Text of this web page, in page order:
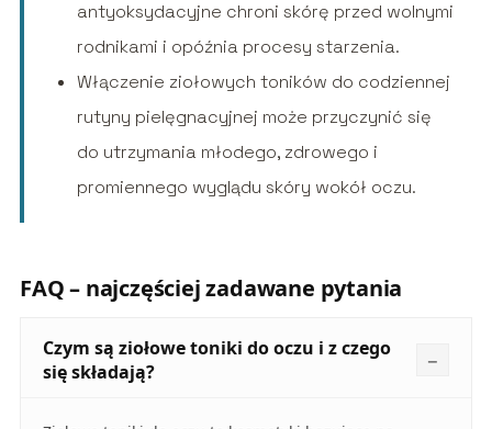
antyoksydacyjne chroni skórę przed wolnymi
rodnikami i opóźnia procesy starzenia.
Włączenie ziołowych toników do codziennej
rutyny pielęgnacyjnej może przyczynić się
do utrzymania młodego, zdrowego i
promiennego wyglądu skóry wokół oczu.
FAQ – najczęściej zadawane pytania
Czym są ziołowe toniki do oczu i z czego
się składają?